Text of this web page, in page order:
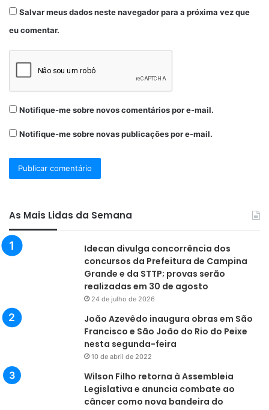
Salvar meus dados neste navegador para a próxima vez que
eu comentar.
Notifique-me sobre novos comentários por e-mail.
Notifique-me sobre novas publicações por e-mail.
As Mais Lidas da Semana
Idecan divulga concorrência dos
concursos da Prefeitura de Campina
Grande e da STTP; provas serão
realizadas em 30 de agosto
24 de julho de 2026
João Azevêdo inaugura obras em São
Francisco e São João do Rio do Peixe
nesta segunda-feira
10 de abril de 2022
Wilson Filho retorna à Assembleia
Legislativa e anuncia combate ao
câncer como nova bandeira do